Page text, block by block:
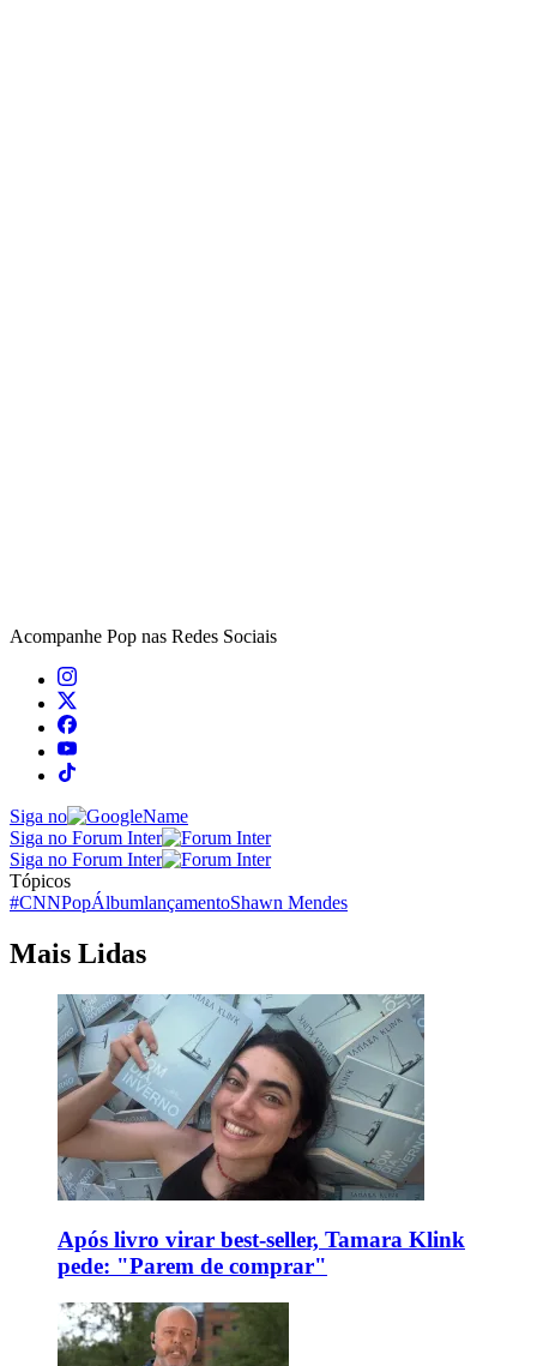
Acompanhe Pop nas Redes Sociais
Siga no
Siga no Forum Inter
Siga no Forum Inter
Tópicos
#CNNPopÁlbumlançamentoShawn Mendes
Mais Lidas
Após livro virar best-seller, Tamara Klink
pede: "Parem de comprar"